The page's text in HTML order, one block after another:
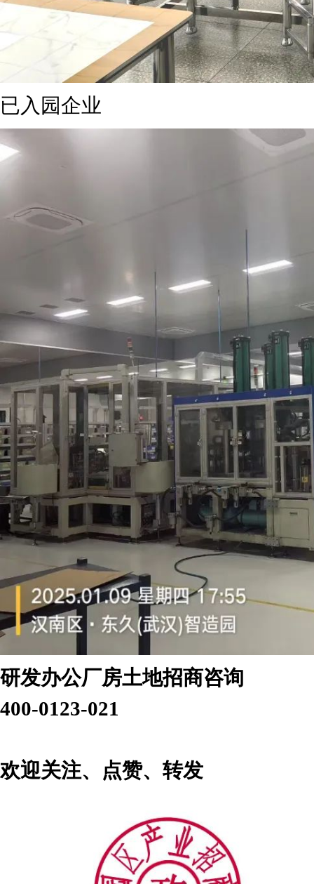
已入园企业
研发办公厂房土地招商咨询
400-0123-021
欢迎关注、点赞、转发